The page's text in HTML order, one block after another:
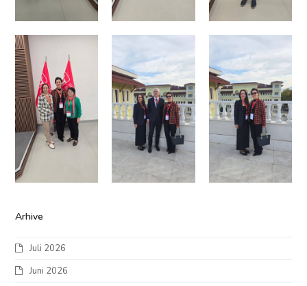
Arhive
Juli 2026
Juni 2026